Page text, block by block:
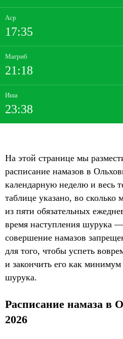
Аср
17:35
Магриб
21:18
Иша
23:38
На этой странице мы
расписание намазов в
календарную неделю и весь
таблице указано, во
из пяти обязательных
время наступления шурука —
совершение намазов
для того, чтобы успеть
и закончить его как
шурука.
Расписание намаза в
2026